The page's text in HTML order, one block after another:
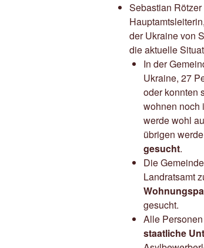
Sebastian
der Ukraine von
die aktuelle
In der
Ukraine, 27
oder konnten
wohnen noch
werde wohl
übrigen
gesucht.
Die
Landratsamt
gesucht.
Alle
staatliche